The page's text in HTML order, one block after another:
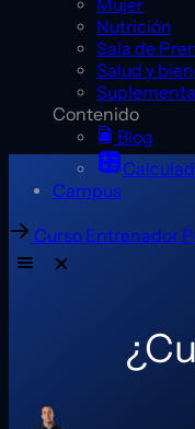
Mujer
Nutrición
Sala de
Salud y
Contenido
Blog
Campus
Curso Entrenador